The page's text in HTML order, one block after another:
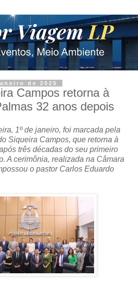
de 2025
Campos retorna à
32 anos depois
1º de janeiro, foi marcada pela
Siqueira Campos, que retorna à
três décadas do seu primeiro
A cerimônia, realizada na Câmara
o pastor Carlos Eduardo